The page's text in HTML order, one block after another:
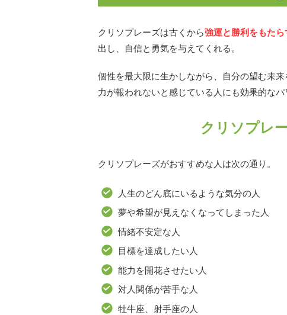
クリソプレーズは古くから強運と勝利をもたら
出し、自信と勇気を与えてくれる。
個性を最大限に生かしながら、自分の望む未
力が報われないと感じている人にも効果的なパ
クリソプレ
クリソプレーズがおすすめな人は次の通り。
人生のどん底にいるような気分の人
夢や希望が見えなくなってしまった人
情緒不安定な人
目標を達成したい人
能力を開花させたい人
対人関係が苦手な人
牡牛座、射手座の人